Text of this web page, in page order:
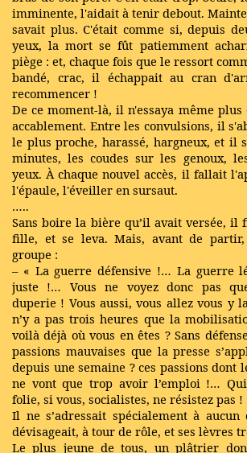
imminente, l'aidait à tenir debout.
savait plus. C'était comme si, depuis
yeux, la mort se fût patiemment
piège : et, chaque fois que le ressort
bandé, crac, il échappait au cran
recommencer !
De ce moment-là, il n'essaya même
accablement. Entre les convulsions, il
le plus proche, harassé, hargneux, et il
minutes, les coudes sur les genoux,
yeux. À chaque nouvel accès, il fallait
l'épaule, l'éveiller en sursaut.
…..
Sans boire la bière qu’il avait versée, il
fille, et se leva. Mais, avant de partir,
groupe :
– « La guerre défensive !… La guerre
juste !… Vous ne voyez donc pas que
duperie ! Vous aussi, vous allez vous y
n’y a pas trois heures que la
voilà déjà où vous en êtes ? Sans
passions mauvaises que la presse
depuis une semaine ? ces passions dont
ne vont que trop avoir l’emploi !…
folie, si vous, socialistes, ne résistez pas !
Il ne s’adressait spécialement à aucun
dévisageait, à tour de rôle, et ses lèvres
Le plus jeune de tous, un plâtrier